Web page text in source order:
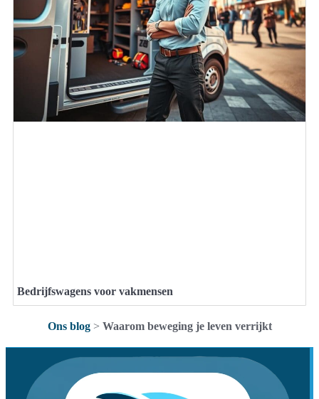
Bedrijfswagens voor vakmensen
Ons blog> Waarom beweging je leven verrijkt